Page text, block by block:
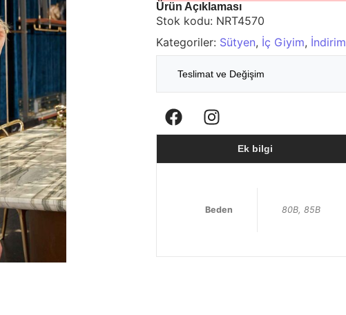
Ürün Açıklaması
Stok kodu: NRT4570
Kategoriler: Sütyen, İç Giyim, İndirim
Teslimat ve Değişim
Ek bilgi
Beden 80B, 85B